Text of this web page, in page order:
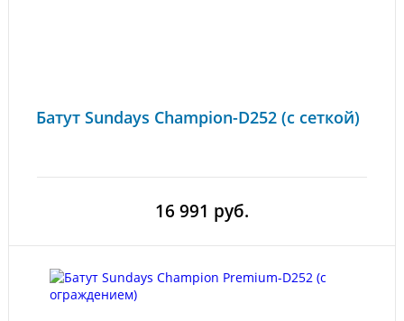
Батут Sundays Champion-D252 (с сеткой)
16 991 руб.